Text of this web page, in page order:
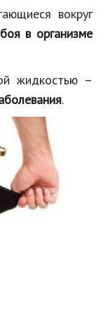
вокруг
в организме
жидкостью –
.